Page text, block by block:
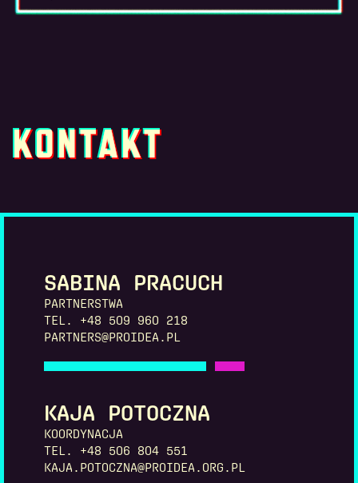
KONTAKT
SABINA PRACUCH
PARTNERSTWA
TEL. +48 509 960 218
PARTNERS@PROIDEA.PL
KAJA POTOCZNA
KOORDYNACJA
TEL. +48 506 804 551
KAJA.POTOCZNA@PROIDEA.ORG.PL